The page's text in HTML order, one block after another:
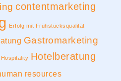
contentmarketing
Erfolg mit Frühstücksqualität
Gastromarketing
Hospitality Hotelberatung
resources